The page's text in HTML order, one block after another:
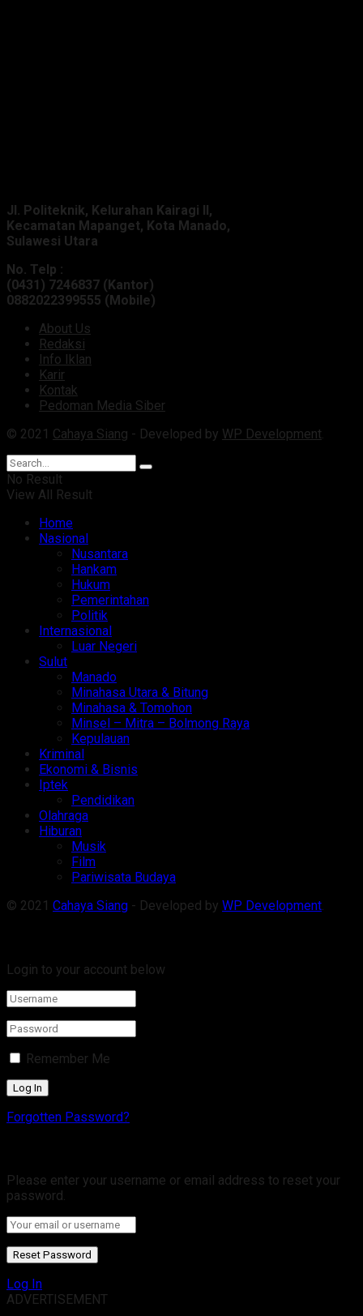
Jl. Politeknik, Kelurahan Kairagi II,
Kecamatan Mapanget, Kota Manado,
Sulawesi Utara
No. Telp :
(0431) 7246837 (Kantor)
0882022399555 (Mobile)
About Us
Redaksi
Info Iklan
Karir
Kontak
Pedoman Media Siber
© 2021 Cahaya Siang - Developed by WP Development.
No Result
View All Result
Home
Nasional
Nusantara
Hankam
Hukum
Pemerintahan
Politik
Internasional
Luar Negeri
Sulut
Manado
Minahasa Utara & Bitung
Minahasa & Tomohon
Minsel – Mitra – Bolmong Raya
Kepulauan
Kriminal
Ekonomi & Bisnis
Iptek
Pendidikan
Olahraga
Hiburan
Musik
Film
Pariwisata Budaya
© 2021 Cahaya Siang - Developed by WP Development.
Login to your account below
Remember Me
Forgotten Password?
Please enter your username or email address to reset your
password.
Log In
ADVERTISEMENT